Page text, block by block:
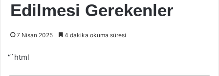
Edilmesi Gerekenler
7 Nisan 2025 4 dakika okuma süresi
“`html